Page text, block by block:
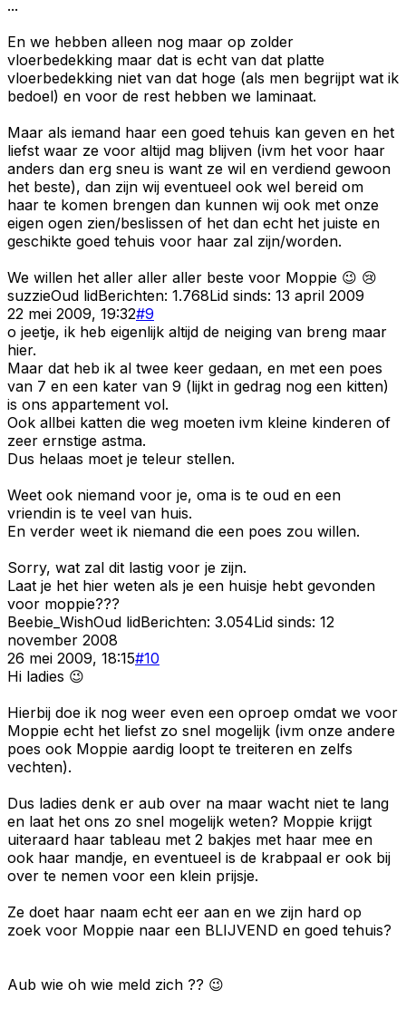
...
En we hebben alleen nog maar op zolder
vloerbedekking maar dat is echt van dat platte
vloerbedekking niet van dat hoge (als men begrijpt wat ik
bedoel) en voor de rest hebben we laminaat.
Maar als iemand haar een goed tehuis kan geven en het
liefst waar ze voor altijd mag blijven (ivm het voor haar
anders dan erg sneu is want ze wil en verdiend gewoon
het beste), dan zijn wij eventueel ook wel bereid om
haar te komen brengen dan kunnen wij ook met onze
eigen ogen zien/beslissen of het dan echt het juiste en
geschikte goed tehuis voor haar zal zijn/worden.
We willen het aller aller aller beste voor Moppie 😉 😢
suzzieOud lidBerichten: 1.768Lid sinds: 13 april 2009
22 mei 2009, 19:32#9
o jeetje, ik heb eigenlijk altijd de neiging van breng maar
hier.
Maar dat heb ik al twee keer gedaan, en met een poes
van 7 en een kater van 9 (lijkt in gedrag nog een kitten)
is ons appartement vol.
Ook allbei katten die weg moeten ivm kleine kinderen of
zeer ernstige astma.
Dus helaas moet je teleur stellen.
Weet ook niemand voor je, oma is te oud en een
vriendin is te veel van huis.
En verder weet ik niemand die een poes zou willen.
Sorry, wat zal dit lastig voor je zijn.
Laat je het hier weten als je een huisje hebt gevonden
voor moppie???
Beebie_WishOud lidBerichten: 3.054Lid sinds: 12
november 2008
26 mei 2009, 18:15#10
Hi ladies 😉
Hierbij doe ik nog weer even een oproep omdat we voor
Moppie echt het liefst zo snel mogelijk (ivm onze andere
poes ook Moppie aardig loopt te treiteren en zelfs
vechten).
Dus ladies denk er aub over na maar wacht niet te lang
en laat het ons zo snel mogelijk weten? Moppie krijgt
uiteraard haar tableau met 2 bakjes met haar mee en
ook haar mandje, en eventueel is de krabpaal er ook bij
over te nemen voor een klein prijsje.
Ze doet haar naam echt eer aan en we zijn hard op
zoek voor Moppie naar een BLIJVEND en goed tehuis?
Aub wie oh wie meld zich ?? 😉